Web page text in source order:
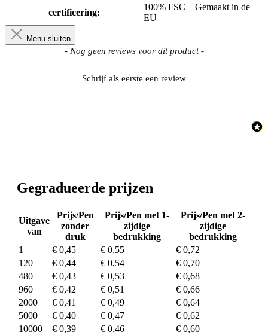
certificering:
100% FSC – Gemaakt in de
EU
Menu sluiten
- Nog geen reviews voor dit product -
Schrijf als eerste een review
New content loaded
Gegradueerde prijzen
Uitgave
van
Prijs/Pen
zonder
druk
Prijs/Pen met 1-
zijdige
bedrukking
Prijs/Pen met 2-
zijdige
bedrukking
1
€ 0,45 € 0,55
€ 0,72
120
€ 0,44 € 0,54
€ 0,70
480
€ 0,43 € 0,53
€ 0,68
960
€ 0,42 € 0,51
€ 0,66
2000
€ 0,41 € 0,49
€ 0,64
5000
€ 0,40 € 0,47
€ 0,62
10000
€ 0,39 € 0,46 € 0,60